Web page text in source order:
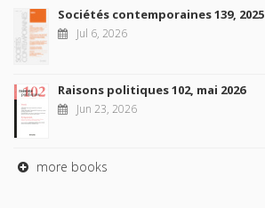
Sociétés contemporaines 139, 2025
Jul 6, 2026
Raisons politiques 102, mai 2026
Jun 23, 2026
more books